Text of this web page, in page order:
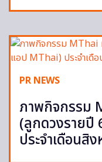
PR NEWS
ภาพกิจกรรม
(ลูกดวงราย
ประจำเดือนสิ